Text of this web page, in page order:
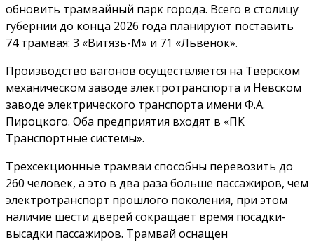
обновить трамвайный парк города. Всего в столицу
губернии до конца 2026 года планируют поставить
74 трамвая: 3 «Витязь-М» и 71 «Львенок».
Производство вагонов осуществляется на Тверском
механическом заводе электротранспорта и Невском
заводе электрического транспорта имени Ф.А.
Пироцкого. Оба предприятия входят в «ПК
Транспортные системы».
Трехсекционные трамваи способны перевозить до
260 человек, а это в два раза больше пассажиров, чем
электротранспорт прошлого поколения, при этом
наличие шести дверей сокращает время посадки-
высадки пассажиров. Трамвай оснащен